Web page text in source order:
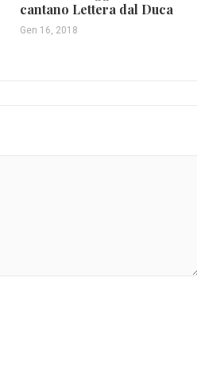
cantano Lettera dal Duca
Gen 16, 2018